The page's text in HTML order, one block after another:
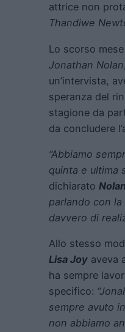
attrice non
Thandiwe
Lo scorso
Jonathan Nolan
un’intervista,
speranza del
stagione da
da concludere
“Abbiamo
quinta e ultima
dichiarato
parlando con
davvero di
Allo stesso
Lisa Joy aveva
ha sempre
specifico:
sempre avuto
non abbiamo